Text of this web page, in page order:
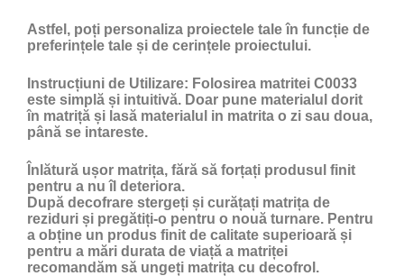
Astfel, poți personaliza proiectele tale în funcție de
preferințele tale și de cerințele proiectului.
Instrucțiuni de Utilizare: Folosirea matritei C0033
este simplă și intuitivă. Doar pune materialul dorit
în matriță și lasă materialul in matrita o zi sau doua,
până se intareste.
Înlătură ușor matrița, fără să forțați produsul finit
pentru a nu îl deteriora.
După decofrare stergeți și curățați matrița de
reziduri și pregătiți-o pentru o nouă turnare. Pentru
a obține un produs finit de calitate superioară și
pentru a mări durata de viață a matriței
recomandăm să ungeți matrița cu decofrol .